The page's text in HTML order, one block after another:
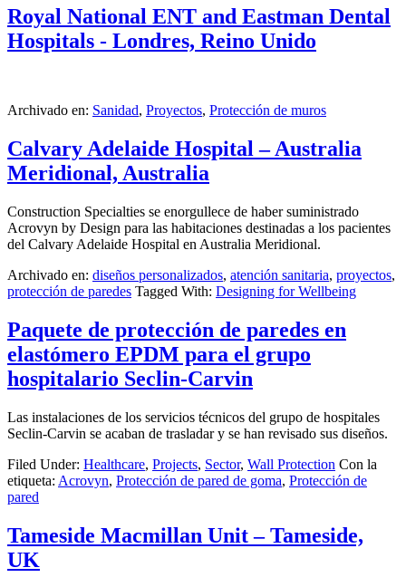
Royal National ENT and Eastman Dental
Hospitals - Londres, Reino Unido
Archivado en: Sanidad, Proyectos, Protección de muros
Calvary Adelaide Hospital – Australia
Meridional, Australia
Construction Specialties se enorgullece de haber suministrado
Acrovyn by Design para las habitaciones destinadas a los pacientes
del Calvary Adelaide Hospital en Australia Meridional.
Archivado en: diseños personalizados, atención sanitaria, proyectos,
protección de paredes Tagged With: Designing for Wellbeing
Paquete de protección de paredes en
elastómero EPDM para el grupo
hospitalario Seclin-Carvin
Las instalaciones de los servicios técnicos del grupo de hospitales
Seclin-Carvin se acaban de trasladar y se han revisado sus diseños.
Filed Under: Healthcare, Projects, Sector, Wall Protection Con la
etiqueta: Acrovyn, Protección de pared de goma, Protección de
pared
Tameside Macmillan Unit – Tameside,
UK